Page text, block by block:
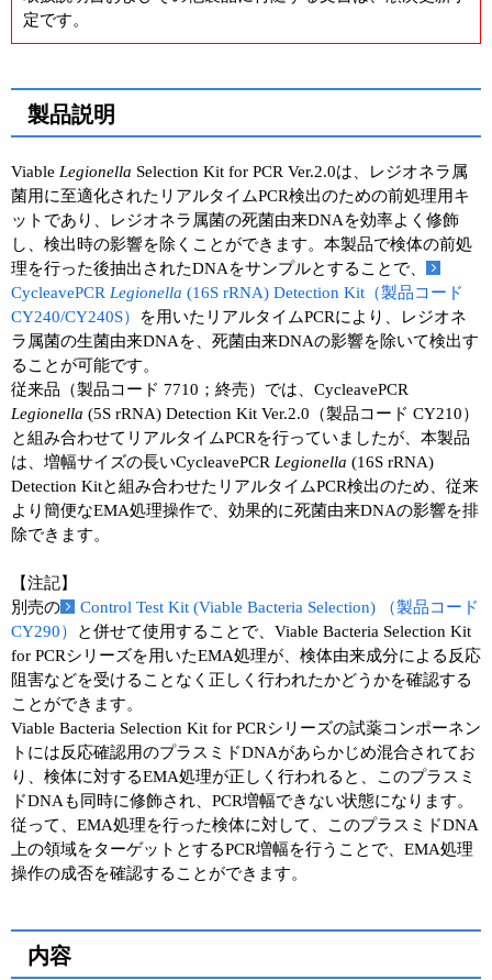
定です。
製品説明
Viable Legionella Selection Kit for PCR Ver.2.0は、レジオネラ属
菌用に至適化されたリアルタイムPCR検出のための前処理用キ
ットであり、レジオネラ属菌の死菌由来DNAを効率よく修飾
し、検出時の影響を除くことができます。本製品で検体の前処
理を行った後抽出されたDNAをサンプルとすることで、
CycleavePCR Legionella (16S rRNA) Detection Kit（製品コード
CY240/CY240S）
を用いたリアルタイムPCRにより、レジオネ
ラ属菌の生菌由来DNAを、死菌由来DNAの影響を除いて検出す
ることが可能です。
従来品（製品コード 7710；終売）では、CycleavePCR
Legionella (5S rRNA) Detection Kit Ver.2.0（製品コード CY210）
と組み合わせてリアルタイムPCRを行っていましたが、本製品
は、増幅サイズの長いCycleavePCR Legionella (16S rRNA)
Detection Kitと組み合わせたリアルタイムPCR検出のため、従来
より簡便なEMA処理操作で、効果的に死菌由来DNAの影響を排
除できます。
【注記】
別売の
Control Test Kit (Viable Bacteria Selection) （製品コード
CY290）
と併せて使用することで、Viable Bacteria Selection Kit
for PCRシリーズを用いたEMA処理が、検体由来成分による反応
阻害などを受けることなく正しく行われたかどうかを確認する
ことができます。
Viable Bacteria Selection Kit for PCRシリーズの試薬コンポーネン
トには反応確認用のプラスミドDNAがあらかじめ混合されてお
り、検体に対するEMA処理が正しく行われると、このプラスミ
ドDNAも同時に修飾され、PCR増幅できない状態になります。
従って、EMA処理を行った検体に対して、このプラスミドDNA
上の領域をターゲットとするPCR増幅を行うことで、EMA処理
操作の成否を確認することができます。
内容